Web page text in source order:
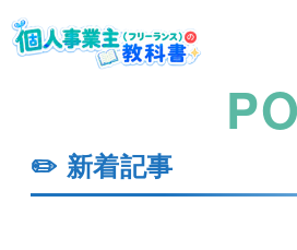
✏️ 新着記事